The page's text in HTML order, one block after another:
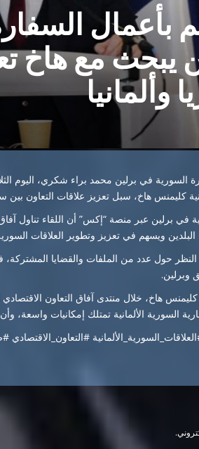
بأعمال
يبحث مع هاخ
وألمانيا
السورية في برلين محمد براء شكري، اليوم
كليمنس هاخ، سبل تعزيز علاقات التعاون بين
برلين عبر منصة “إكس” أن اللقاء تناول
ويسهم في تعزيز وتطوير العلاقات السورية
النظر حول عدد من الملفات والقضايا
وبرلين.
السورية الألمانية تمتلك إمكانيات واسعة،